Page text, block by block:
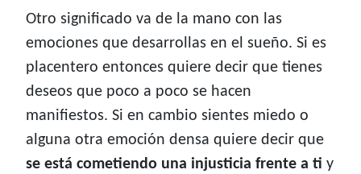
Otro significado va de la mano con las
emociones que desarrollas en el sueño. Si es
placentero entonces quiere decir que tienes
deseos que poco a poco se hacen
manifiestos. Si en cambio sientes miedo o
alguna otra emoción densa quiere decir que
se está cometiendo una injusticia frente a ti y